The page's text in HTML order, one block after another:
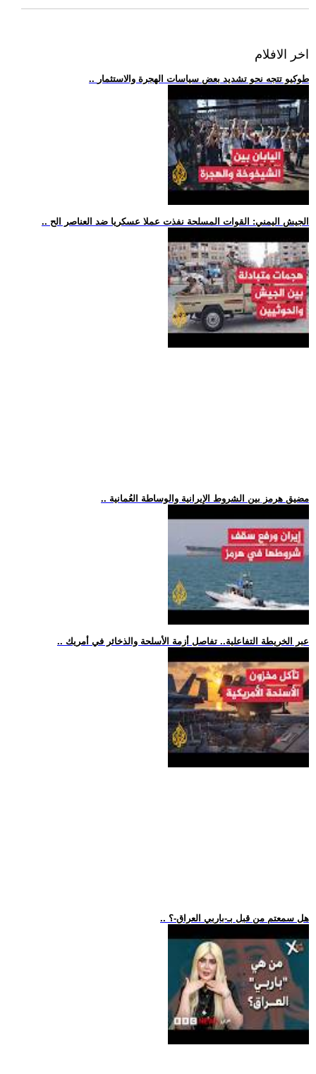
اخر الافلام
.. طوكيو تتجه نحو تشديد بعض سياسات الهجرة والاستثمار
.. الجيش اليمني: القوات المسلحة نفذت عملا عسكريا ضد العناصر الح
.. مضيق هرمز بين الشروط الإيرانية والوساطة العُمانية
.. عبر الخريطة التفاعلية.. تفاصل أزمة الأسلحة والذخائر في أمريك
.. هل سمعتم من قبل بـ-باربي العراق-؟